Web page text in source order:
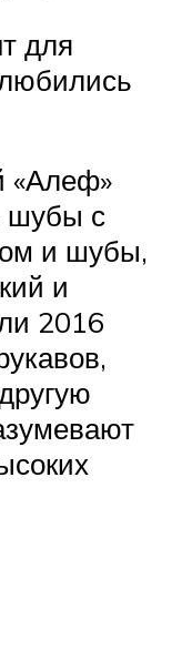
для
«Алеф»
шубы с
и шубы,
и
2016